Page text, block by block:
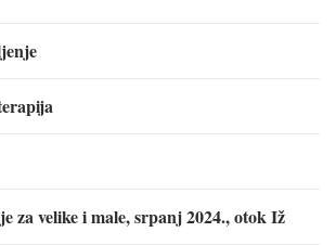
za velike i male, srpanj 2024., otok Iž